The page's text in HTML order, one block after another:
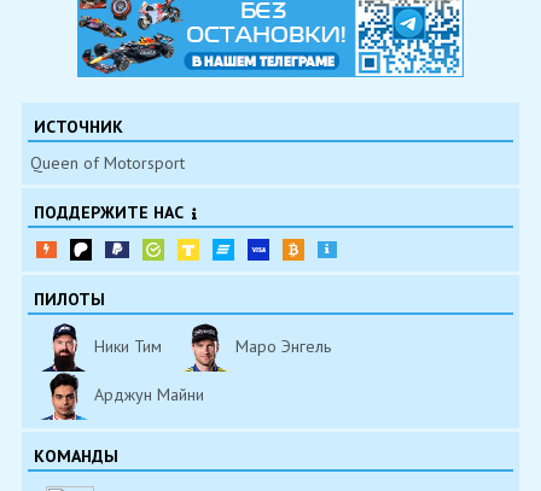
ИСТОЧНИК
Queen of Motorsport
ПОДДЕРЖИТЕ НАС
ПИЛОТЫ
Ники Тим Маро Энгель
Арджун Майни
КОМАНДЫ